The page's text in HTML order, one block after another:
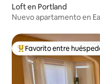
Loft en Portland
Nuevo apartamento en
Favorito entre
Favorito entre